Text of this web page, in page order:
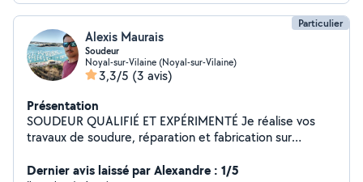
Particulier
Alexis Maurais
Soudeur
Noyal-sur-Vilaine (Noyal-sur-Vilaine)
3,3/5 (3 avis)
Présentation
SOUDEUR QUALIFIÉ ET EXPÉRIMENTÉ Je réalise vos
travaux de soudure, réparation et fabrication sur
Équipé d'un utilitaire, je me déplace rapidement sur site.
Dernier avis laissé par Alexandre : 1/5